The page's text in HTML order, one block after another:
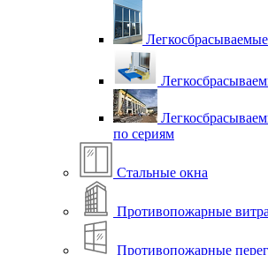
по сериям
Стальные окна
Противопожарные
Противопожарные